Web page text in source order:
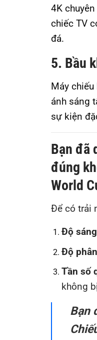
4K
chiếc TV
đá.
5. Bầu
Máy
ánh sáng
sự kiện
Bạn đã
đúng
World
Để có trải
Độ
Độ
Tần số
không
Bạn